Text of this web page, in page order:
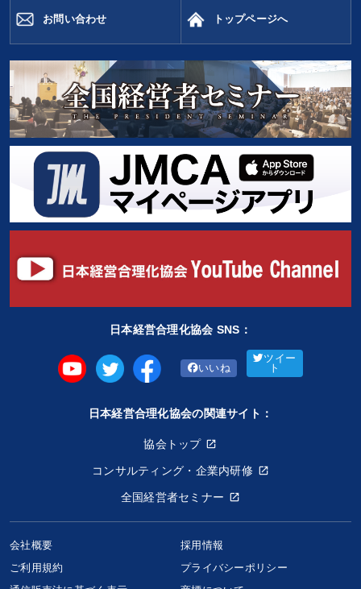
お問い合わせ トップページへ
日本経営合理化協会 SNS：
いいね
ツイー
ト
日本経営合理化協会の関連サイト：
協会トップ
コンサルティング・企業内研修
全国経営者セミナー
会社概要
採用情報
ご利用規約
プライバシーポリシー